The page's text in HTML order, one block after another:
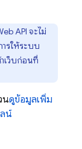
API จะไม่
รให้ระบบ
เว็บก่อนที่
นดูข้อมูลเพิ่ม
น์